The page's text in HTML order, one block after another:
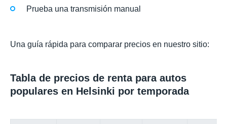
Prueba una transmisión manual
Una guía rápida para comparar precios en nuestro sitio:
Tabla de precios de renta para autos
populares en Helsinki por temporada